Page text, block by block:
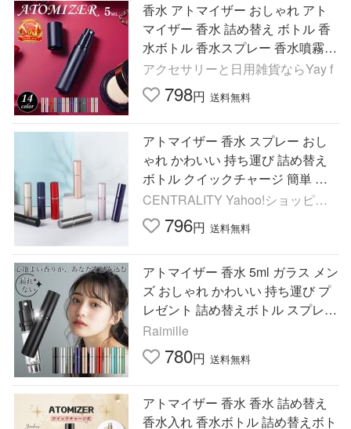
香水 アトマイザー おしゃれ アト
マイザー 香水 詰め替え ボトル 香
水ボトル 香水スプレー 香水噴霧器
携帯 かわいい ミニボトル コンパ
クト コロン 5ml
アクセサリーと日用雑貨ならYay f
798円 送料無料
アトマイザー 香水 スプレー おし
ゃれ かわいい 持ち運び 詰め替え
ボトル クイックチャージ 簡単 携
帯 旅行 ミニボトル 5ml ワンプッシ
ュ
CENTRALITY Yahoo!ショッピン
グ店796円 送料無料
アトマイザー 香水 5ml ガラス メン
ズ おしゃれ かわいい 持ち運び プ
レゼント 詰め替えボトル スプレー
簡単 旅行
Raimille
780円 送料無料
アトマイザー 香水 香水 詰め替え
香水入れ 香水ボトル 詰め替えボト